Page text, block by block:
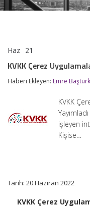
Haz 21
Uygulamaları
Rehber
KVKK Çerez
Haberi Ekleyen: Emre Baştürk
KVKK
işleyen
Kişise…
Tarih: 20 Haziran 2022
KVKK Çerez